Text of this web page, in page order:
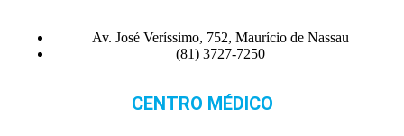
Av. José Veríssimo, 752, Maurício de Nassau
(81) 3727-7250
CENTRO MÉDICO